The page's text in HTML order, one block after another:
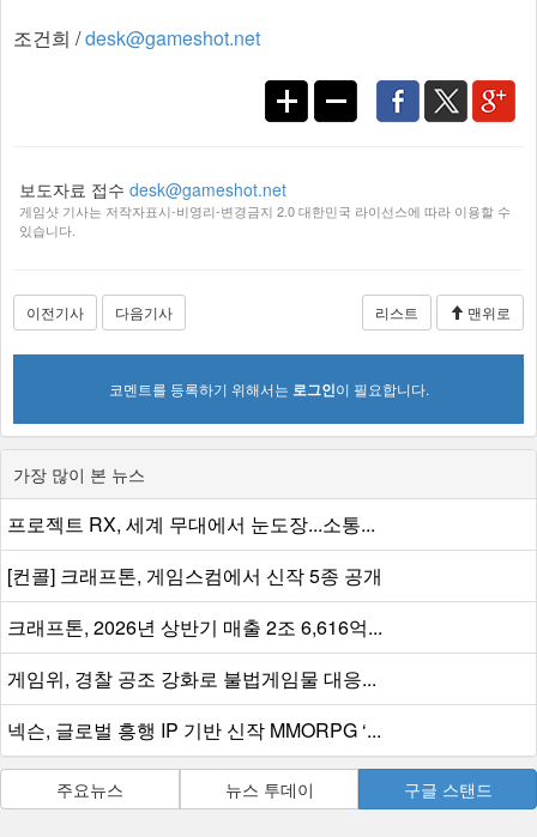
조건희 /desk@gameshot.net
보도자료 접수 desk@gameshot.net
게임샷 기사는 저작자표시-비영리-변경금지 2.0 대한민국 라이선스에 따라 이용할 수
있습니다.
이전기사 다음기사 리스트 맨위로
코멘트를 등록하기 위해서는 로그인이 필요합니다.
가장 많이 본 뉴스
프로젝트 RX, 세계 무대에서 눈도장...소통...
[컨콜] 크래프톤, 게임스컴에서 신작 5종 공개
크래프톤, 2026년 상반기 매출 2조 6,616억...
게임위, 경찰 공조 강화로 불법게임물 대응...
넥슨, 글로벌 흥행 IP 기반 신작 MMORPG ‘...
주요뉴스 뉴스 투데이 구글 스탠드